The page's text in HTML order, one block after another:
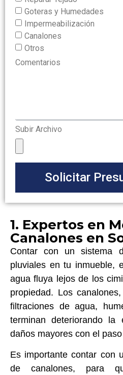
1. Expertos en
Canalones en
Contar con un sistema
pluviales en tu inmueble,
agua fluya lejos de los
propiedad. Los
filtraciones de agua,
terminan deteriorando la
daños mayores con el
Es importante contar con
de canalones, para
Goteras y Humedades
Impermeabilización
Canalones
Otros
Comentarios
Subir Archivo
Solicitar